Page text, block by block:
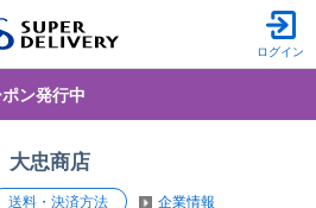
ログイン
ン発行中
大忠商店
送料・決済方法 企業情報